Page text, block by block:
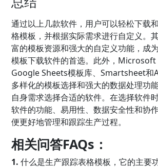
通过以上几款软件，用户可以轻松下载
格模板，并根据实际需求进行自定义。
富的模板资源和强大的自定义功能，成
模板下载软件的首选。此外，Microsoft
Google Sheets模板库、Smartsheet和
多样化的模板选择和强大的数据处理功
自身需求选择合适的软件。在选择软件
软件的功能、易用性、数据安全性和协
便更好地管理和跟踪生产过程。
相关问答FAQs：
1.什么是生产跟踪表格模板，它的主要